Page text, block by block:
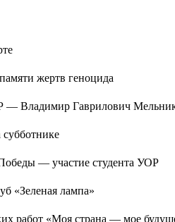
жертв геноцида
— Владимир Гаврилович
— участие студента УОР
«Зеленая лампа»
работ «Моя страна — мое